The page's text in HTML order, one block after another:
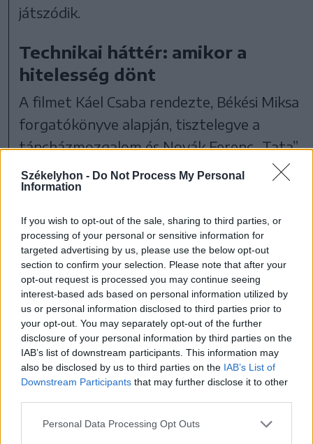
Székelyhon - Do Not Process My Personal
Information
If you wish to opt-out of the sale, sharing to third parties, or
processing of your personal or sensitive information for
targeted advertising by us, please use the below opt-out
section to confirm your selection. Please note that after your
opt-out request is processed you may continue seeing
interest-based ads based on personal information utilized by
us or personal information disclosed to third parties prior to
your opt-out. You may separately opt-out of the further
disclosure of your personal information by third parties on the
IAB’s list of downstream participants. This information may
also be disclosed by us to third parties on the IAB’s List of
Downstream Participants that may further disclose it to other
Personal Data Processing Opt Outs
játszódik.
Technikai háttér: amikor a
hitelesség dönt
A filmet Káel Csaba rendezte, Békési Miksa
forgatókönyve alapján, tisztelegve a
táncházmozgalom és Novák Ferenc „Tata”
koreográfus munkássága előtt. Az
operatőri munkát Lajos Tamás jegyzi, aki
producerként is részt vett a
produkcióban. A zene Káel Norbert
nevéhez fűződik, a vágást Kiss Viktória és
Makk Lili végezte.
korábban írtuk